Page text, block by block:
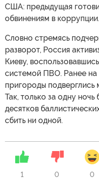
США: предыдущая
обвинениям в коррупции.
Словно стремясь
разворот, Россия
Киеву,
системой ПВО. Ранее на
пригороды
Так, только за одну
десятков
сбить ни одной.
1 0 0